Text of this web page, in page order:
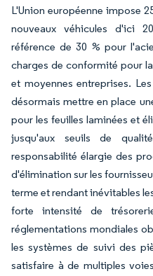
L'Union européenne impose
nouveaux véhicules d'ici
référence de 30 % pour
charges de conformité pour
et moyennes entreprises.
désormais mettre en place
pour les feuilles laminées et
jusqu'aux seuils de
responsabilité élargie des
d'élimination sur les
terme et rendant inévitables
forte intensité de
réglementations mondiales
les systèmes de suivi des
satisfaire à de multiples